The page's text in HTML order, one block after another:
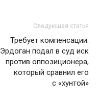
Следующая статья
Требует компенсации.
Эрдоган подал в суд иск
против оппозиционера,
который сравнил его
с «хунтой»